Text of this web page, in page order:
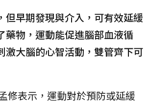
但早期發現與介入，可有效延緩
藥物，運動能促進腦部血液循
激大腦的心智活動，雙管齊下可
修表示，運動對於預防或延緩